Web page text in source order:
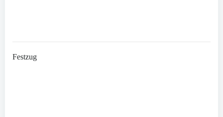
Festzug